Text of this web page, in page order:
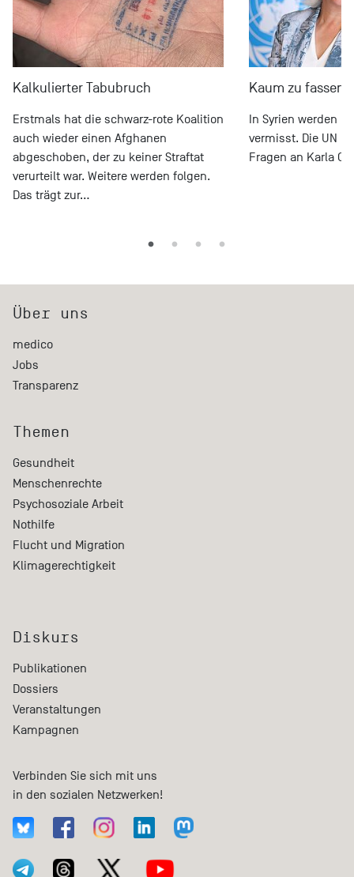
Kalkulierter Tabubruch
Erstmals hat die schwarz-rote Koalition
auch wieder einen Afghanen
abgeschoben, der zu keiner Straftat
verurteilt war. Weitere werden folgen.
Das trägt zur…
Kaum zu fassen
In Syrien werden
vermisst. Die UN
Fragen an Karla
Über uns
medico
Jobs
Transparenz
Themen
Gesundheit
Menschenrechte
Psychosoziale Arbeit
Nothilfe
Flucht und Migration
Klimagerechtigkeit
Diskurs
Publikationen
Dossiers
Veranstaltungen
Kampagnen
Verbinden Sie sich mit uns
in den sozialen Netzwerken!